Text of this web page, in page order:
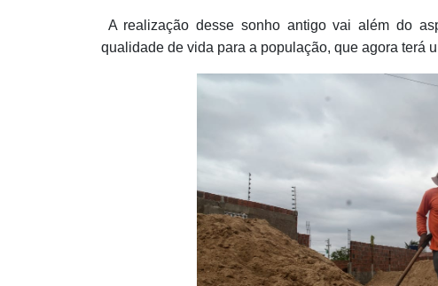
A realização desse sonho antigo vai além do
qualidade de vida para a população, que agora terá